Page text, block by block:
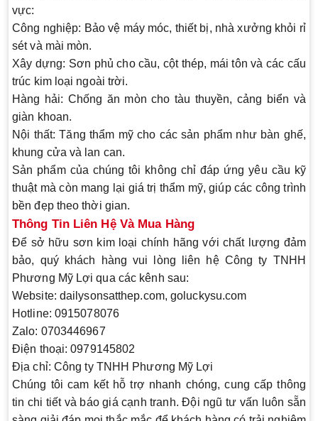
vực:
Công nghiệp: Bảo vệ máy móc, thiết bị, nhà xưởng khỏi rỉ
sét và mài mòn.
Xây dựng: Sơn phủ cho cầu, cột thép, mái tôn và các cấu
trúc kim loại ngoài trời.
Hàng hải: Chống ăn mòn cho tàu thuyền, cảng biển và
giàn khoan.
Nội thất: Tăng thẩm mỹ cho các sản phẩm như bàn ghế,
khung cửa và lan can.
Sản phẩm của chúng tôi không chỉ đáp ứng yêu cầu kỹ
thuật mà còn mang lại giá trị thẩm mỹ, giúp các công trình
bền đẹp theo thời gian.
Thông Tin Liên Hệ Và Mua Hàng
Để sở hữu sơn kim loại chính hãng với chất lượng đảm
bảo, quý khách hàng vui lòng liên hệ Công ty TNHH
Phương Mỹ Lợi qua các kênh sau:
Website: dailysonsatthep.com, goluckysu.com
Hotline: 0915078076
Zalo: 0703446967
Điện thoại: 0979145802
Địa chỉ: Công ty TNHH Phương Mỹ Lợi
Chúng tôi cam kết hỗ trợ nhanh chóng, cung cấp thông
tin chi tiết và báo giá cạnh tranh. Đội ngũ tư vấn luôn sẵn